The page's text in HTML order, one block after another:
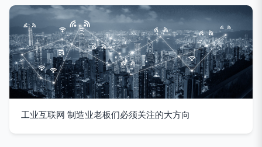
工业互联网 制造业老板们必须关注的大方向